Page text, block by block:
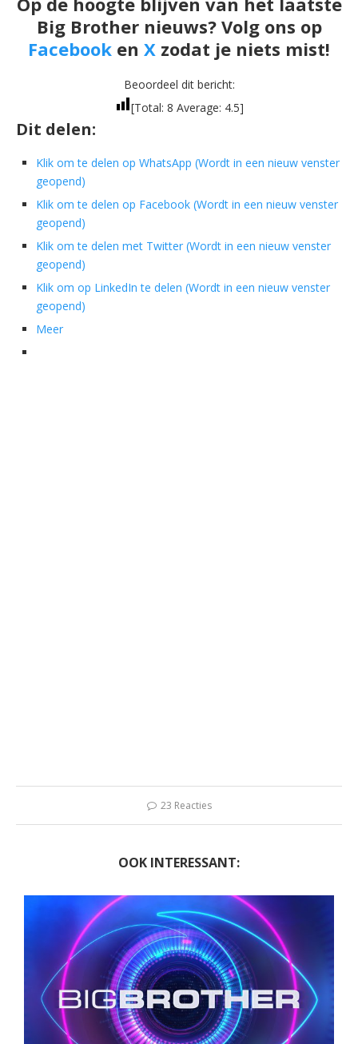
Big Brother nieuws? Volg ons op
Facebook en X zodat je niets mist!
Beoordeel dit bericht:
[Total: 8 Average: 4.5]
Dit delen:
Klik om te delen op WhatsApp (Wordt in een nieuw venster
geopend)
Klik om te delen op Facebook (Wordt in een nieuw venster
geopend)
Klik om te delen met Twitter (Wordt in een nieuw venster
geopend)
Klik om op LinkedIn te delen (Wordt in een nieuw venster
geopend)
Meer
23 Reacties
OOK INTERESSANT: